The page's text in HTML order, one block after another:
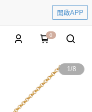
開啟APP
0
1/8